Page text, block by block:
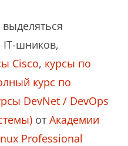
IT-шников,
Cisco, курсы по
курс по
DevNet / DevOps
от Академии
Professional